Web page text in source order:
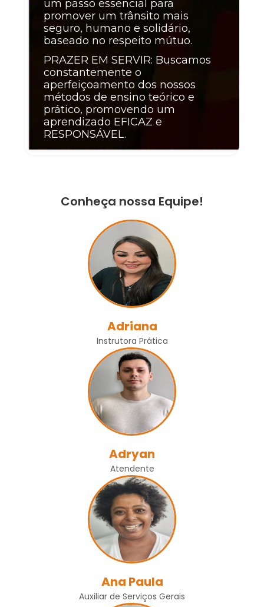
um passo essencial para
promover um trânsito mais
seguro, humano e solidário,
baseado no respeito mútuo.
PRAZER EM SERVIR: Buscamos
constantemente o
aperfeiçoamento dos nossos
métodos de ensino teórico e
prático, promovendo um
aprendizado EFICAZ e
RESPONSÁVEL.
Conheça nossa Equipe!
Adriana
Instrutora Prática
Adryan
Atendente
Ana Paula
Auxiliar de Serviços Gerais